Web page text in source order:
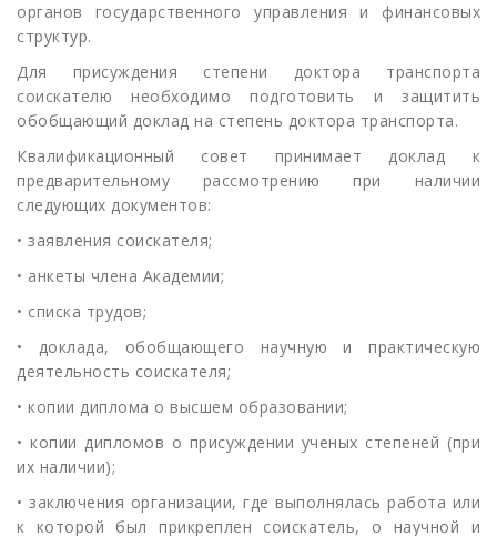
органов государственного управления и финансовых
структур.
Для присуждения степени доктора транспорта
соискателю необходимо подготовить и защитить
обобщающий доклад на степень доктора транспорта.
Квалификационный совет принимает доклад к
предварительному рассмотрению при наличии
следующих документов:
• заявления соискателя;
• анкеты члена Академии;
• списка трудов;
• доклада, обобщающего научную и практическую
деятельность соискателя;
• копии диплома о высшем образовании;
• копии дипломов о присуждении ученых степеней (при
их наличии);
• заключения организации, где выполнялась работа или
к которой был прикреплен соискатель, о научной и